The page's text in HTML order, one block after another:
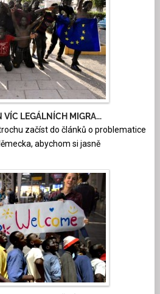
LEGÁLNÍCH MIGRA...
začíst do článků o problematice
abychom si jasně